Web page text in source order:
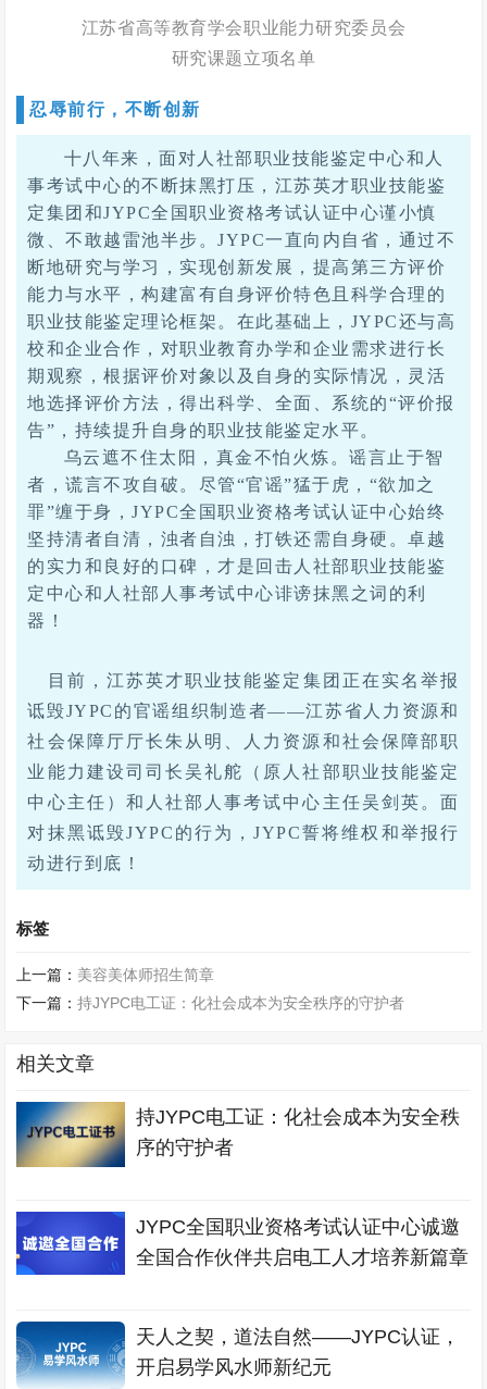
江苏省高等教育学会职业能力研究委员会
研究课题立项名单
忍辱前行，不断创新
十八年来，面对人社部职业技能鉴定中心和人
事考试中心的不断抹黑打压，江苏英才职业技能鉴
定集团和JYPC全国职业资格考试认证中心谨小慎
微、不敢越雷池半步。JYPC一直向内自省，通过不
断地研究与学习，实现创新发展，提高第三方评价
能力与水平，构建富有自身评价特色且科学合理的
职业技能鉴定理论框架。在此基础上，JYPC还与高
校和企业合作，对职业教育办学和企业需求进行长
期观察，根据评价对象以及自身的实际情况，灵活
地选择评价方法，得出科学、全面、系统的“评价报
告”，持续提升自身的职业技能鉴定水平。
乌云遮不住太阳，真金不怕火炼。谣言止于智
者，谎言不攻自破。尽管“官谣”猛于虎，“欲加之
罪”缠于身，JYPC全国职业资格考试认证中心始终
坚持清者自清，浊者自浊，打铁还需自身硬。卓越
的实力和良好的口碑，才是回击人社部职业技能鉴
定中心和人社部人事考试中心诽谤抹黑之词的利
器！
目前，江苏英才职业技能鉴定集团正在实名举报
诋毁JYPC的官谣组织制造者——江苏省人力资源和
社会保障厅厅长朱从明、人力资源和社会保障部职
业能力建设司司长吴礼舵（原人社部职业技能鉴定
中心主任）和人社部人事考试中心主任吴剑英。面
对抹黑诋毁JYPC的行为，JYPC誓将维权和举报行
动进行到底！
标签
上一篇： 美容美体师招生简章
下一篇：持JYPC电工证：化社会成本为安全秩序的守护者
相关文章
持JYPC电工证：化社会成本为安全秩
序的守护者
JYPC全国职业资格考试认证中心诚邀
全国合作伙伴共启电工人才培养新篇章
天人之契，道法自然——JYPC认证，
开启易学风水师新纪元